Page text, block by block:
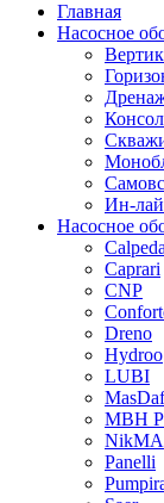
Главная
Насосное
Ин-
Насосное
Caprari
CNP
Dreno
Hydroo
LUBI
MasDaf
MBH
NikMA
Panelli